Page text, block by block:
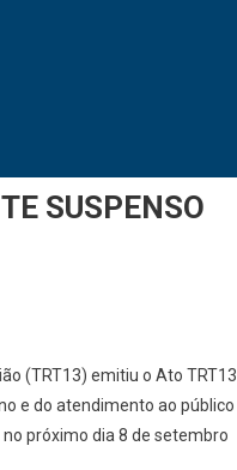
SUSPENSO
(TRT13) emitiu o Ato TRT13
e do atendimento ao público
próximo dia 8 de setembro